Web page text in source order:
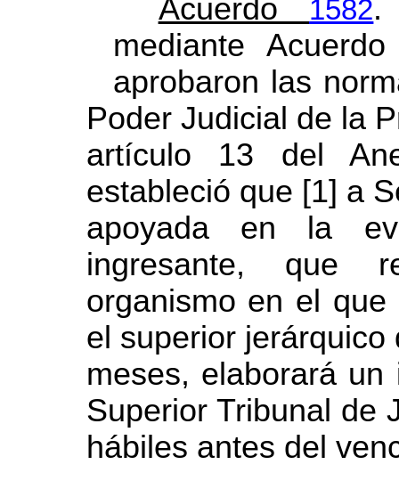
Acuerdo
1582.
mediante
aprobaron las
Poder Judicial de la
artículo 13 del
estableció que [1] a
apoyada en la
ingresante, que
organismo en el
el superior
meses, elaborará un
Superior Tribunal de
hábiles antes del